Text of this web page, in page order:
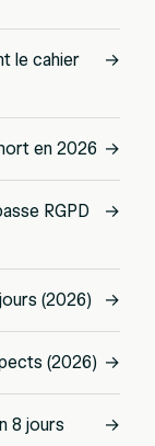
le cahier
→
en 2026 →
RGPD
→
(2026) →
(2026) →
8 jours
→